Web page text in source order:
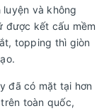
và không
được kết cấu mềm
topping thì giòn
đã có mặt tại hơn
toàn quốc,